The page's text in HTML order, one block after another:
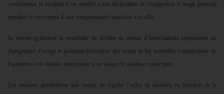
conditionner la location d’un meublé à une déclaration de changement d’usage pouvant
entraîner le versement d’une compensation financière à la ville.
Ils auront également la possibilité de décider de quotas d’autorisations temporaires de
changement d’usage et pourront déterminer des zones où les nouvelles constructions de
logements sont dédiées uniquement à un usage de résidence principale.
Ces mesures permettront aux maires de réguler l’offre de meublés en fonction de la